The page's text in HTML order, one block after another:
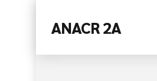
ANACR 2A